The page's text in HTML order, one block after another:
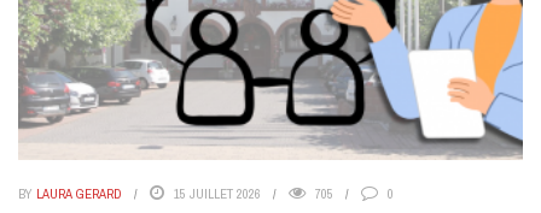
BY LAURA GERARD 15 JUILLET 2026 705 0